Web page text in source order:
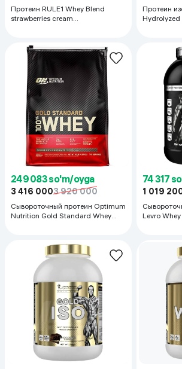
Протеин RULE1 Whey Blend
strawberries cream
Протеин
Hydrolyzed
249 083 so'm/oyga
3 416 0003 920 000
Сывороточный протеин Optimum
Nutrition Gold Standard Whey
74 317
1 019
Levro Whey